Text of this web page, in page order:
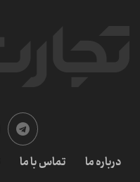
درباره ما تماس با ما